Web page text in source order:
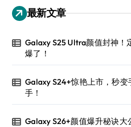
最新文章
Galaxy S25 Ultra颜值封神！
爆了！
Galaxy S24+惊艳上市，秒变
手！
Galaxy S26+颜值爆升秘诀大